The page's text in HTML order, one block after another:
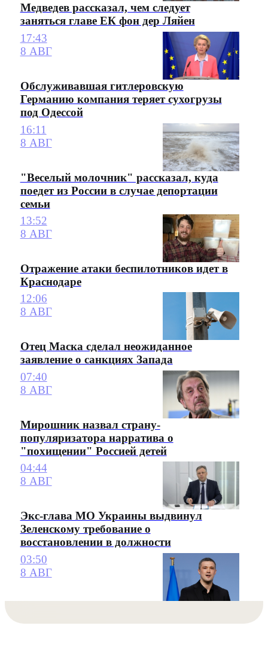
Медведев рассказал, чем следует
заняться главе ЕК фон дер Ляйен
17:43
8 АВГ
Обслуживавшая гитлеровскую
Германию компания теряет сухогрузы
под Одессой
16:11
8 АВГ
"Веселый молочник" рассказал, куда
поедет из России в случае депортации
семьи
13:52
8 АВГ
Отражение атаки беспилотников идет в
Краснодаре
12:06
8 АВГ
Отец Маска сделал неожиданное
заявление о санкциях Запада
07:40
8 АВГ
Мирошник назвал страну-
популяризатора нарратива о
"похищении" Россией детей
04:44
8 АВГ
Экс-глава МО Украины выдвинул
Зеленскому требование о
восстановлении в должности
03:50
8 АВГ